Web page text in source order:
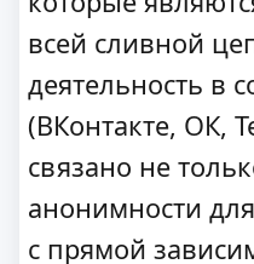
всей сливной
деятельность в
(ВКонтакте, ОК,
связано не
анонимности
с прямой